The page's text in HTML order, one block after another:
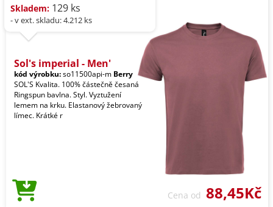
Skladem: 129 ks
- v ext. skladu: 4.212 ks
Sol's imperial - Men'
kód výrobku:so11500api-m Berry
SOL'S Kvalita. 100% částečně česaná
Ringspun bavlna. Styl. Vyztužení
lemem na krku. Elastanový žebrovaný
límec. Krátké r
Cena od 88,45Kč